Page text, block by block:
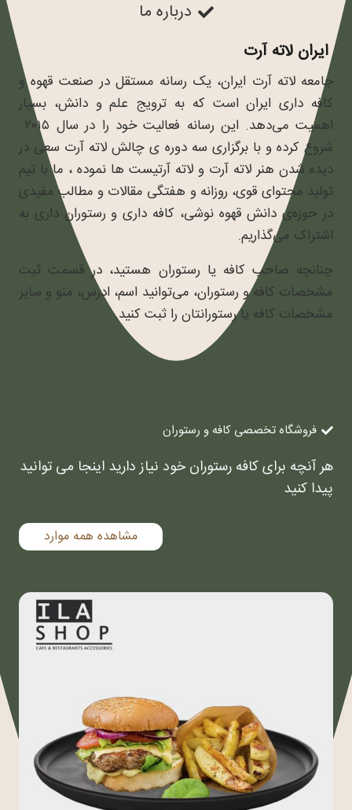
درباره ما
ایران لاته آرت
جامعه لاته آرت ایران، یک رسانه مستقل در صنعت قهوه و
کافه داری ایران است که به ترویج علم و دانش، بسیار
اهمیت می‌دهد. این رسانه فعالیت خود را در سال ۲۰۱۵
شروع کرده و با برگزاری سه دوره ی چالش لاته آرت سعی در
دیده شدن هنر لاته آرت و لاته آرتیست ها نموده ، ما با تیم
تولید محتوای قوی، روزانه و هفتگی مقالات و مطالب مفیدی
در حوزه‌ی دانش قهوه نوشی، کافه داری و رستوران داری به
اشتراک می‌گذاریم.
چنانچه صاحب کافه یا رستوران هستید، در قسمت ثبت
مشخصات کافه و رستوران، می‌توانید اسم، ادرس، منو و سایر
مشخصات کافه یا رستورانتان را ثبت کنید.
فروشگاه تخصصی کافه و رستوران
هر آنچه برای کافه رستوران خود نیاز دارید اینجا می توانید
پیدا کنید
مشاهده همه موارد